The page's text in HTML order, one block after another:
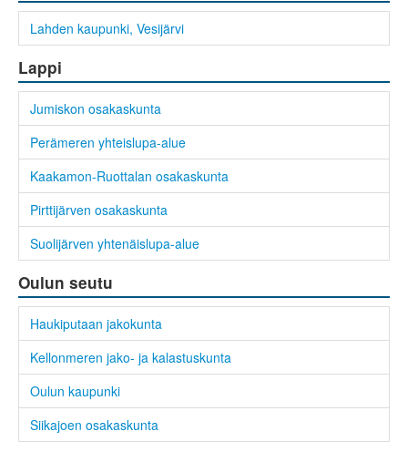
Lahden kaupunki, Vesijärvi
Lappi
Jumiskon osakaskunta
Perämeren yhteislupa-alue
Kaakamon-Ruottalan osakaskunta
Pirttijärven osakaskunta
Suolijärven yhtenäislupa-alue
Oulun seutu
Haukiputaan jakokunta
Kellonmeren jako- ja kalastuskunta
Oulun kaupunki
Siikajoen osakaskunta